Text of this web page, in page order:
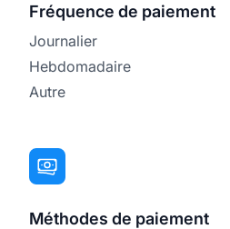
Fréquence de paiement
Journalier
Hebdomadaire
Autre
Méthodes de paiement